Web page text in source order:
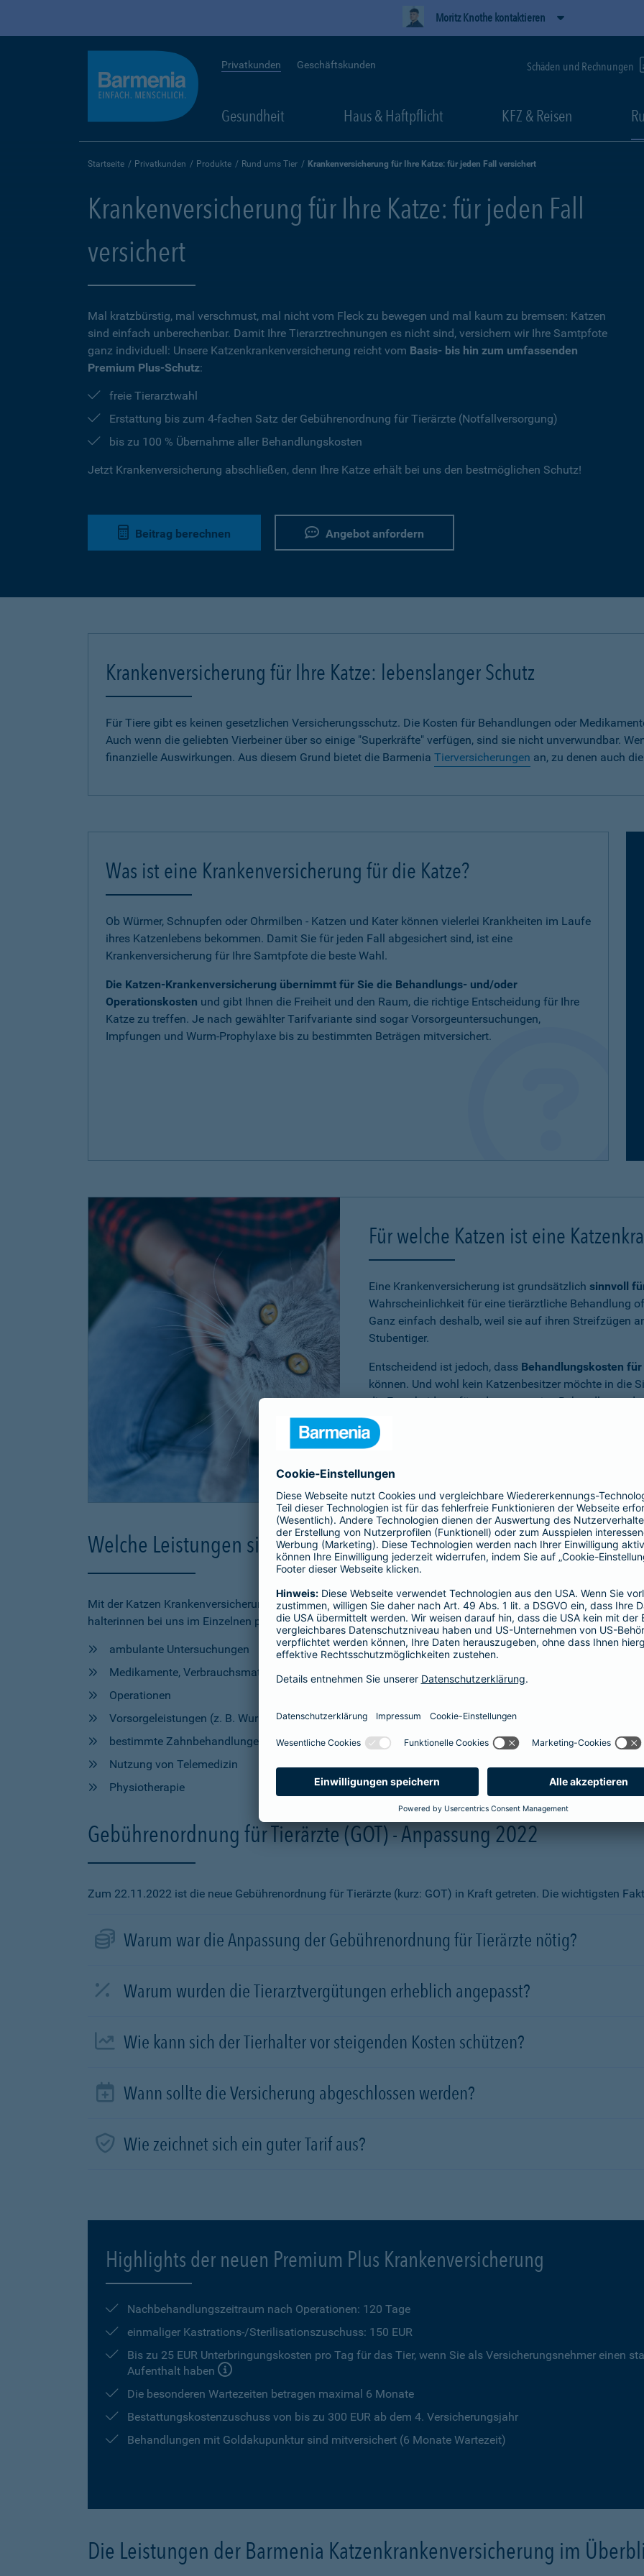
Moritz Knothe kontaktieren
Privatkunden Geschäftskunden Schäden und Rechnungen
Gesundheit Haus & Haftpflicht KFZ & Reisen
Startseite Privatkunden Produkte Rund ums Tier Krankenversicherung für Ihre Katze: für jeden Fall versichert
Krankenversicherung für Ihre Katze: für jeden Fall
versichert
Mal kratzbürstig, mal verschmust, mal nicht vom Fleck zu bewegen und mal kaum zu bremsen: Katzen
sind einfach unberechenbar. Damit Ihre Tierarztrechnungen es nicht sind, versichern wir Ihre Samtpfote
ganz individuell: Unsere Katzenkrankenversicherung reicht vom Basis- bis hin zum umfassenden
Premium Plus-Schutz:
freie Tierarztwahl
Erstattung bis zum 4-fachen Satz der Gebührenordnung für Tierärzte (Notfallversorgung)
bis zu 100 % Übernahme aller Behandlungskosten
Jetzt Krankenversicherung abschließen, denn Ihre Katze erhält bei uns den bestmöglichen Schutz!
Beitrag berechnen Angebot anfordern
Krankenversicherung für Ihre Katze: lebenslanger Schutz
Für Tiere gibt es keinen gesetzlichen Versicherungsschutz. Die Kosten für Behandlungen oder
Auch wenn die geliebten Vierbeiner über so einige "Superkräfte" verfügen, sind sie nicht unverwundbar.
finanzielle Auswirkungen. Aus diesem Grund bietet die Barmenia Tierversicherungen an, zu denen auch
Was ist eine Krankenversicherung für die Katze?
Ob Würmer, Schnupfen oder Ohrmilben - Katzen und Kater können vielerlei Krankheiten im Laufe
ihres Katzenlebens bekommen. Damit Sie für jeden Fall abgesichert sind, ist eine
Krankenversicherung für Ihre Samtpfote die beste Wahl.
Die Katzen-Krankenversicherung übernimmt für Sie die Behandlungs- und/oder
Operationskosten und gibt Ihnen die Freiheit und den Raum, die richtige Entscheidung für Ihre
Katze zu treffen. Je nach gewählter Tarifvariante sind sogar Vorsorgeuntersuchungen,
Impfungen und Wurm-Prophylaxe bis zu bestimmten Beträgen mitversichert.
Für welche Katzen ist eine
Eine Krankenversicherung ist grundsätzlich sinnvoll
Wahrscheinlichkeit für eine tierärztliche Behandlung
Ganz einfach deshalb, weil sie auf ihren Streifzügen
Stubentiger.
Entscheidend ist jedoch, dass Behandlungskosten
können. Und wohl kein Katzenbesitzer möchte in die
die Entscheidung für oder gegen eine Behandlung
müssen.
Benötigen Sie weitere Informationen zu dieser und
Welche Leistungen sind in der Krankenversicherung für die Katze
Mit der Katzen Krankenversicherung der Barmenia ist Ihr Vierbeinerim Krankheitsfall umfassend abgesichert
halterinnen bei uns im Einzelnen profitieren, haben wir Ihnen zum Vergleich hier aufgelistet. Sie erhalten
ambulante Untersuchungen
Medikamente, Verbrauchsmaterial und Hilfsmittel
Operationen
Vorsorgeleistungen (z. B. Wurmkur, Impfung)
bestimmte Zahnbehandlungen
Nutzung von Telemedizin
Physiotherapie
Gebührenordnung für Tierärzte (GOT) - Anpassung 2022
Zum 22.11.2022 ist die neue Gebührenordnung für Tierärzte (kurz: GOT) in Kraft getreten. Die wichtigsten
Warum war die Anpassung der Gebührenordnung für Tierärzte nötig?
Warum wurden die Tierarztvergütungen erheblich angepasst?
Wie kann sich der Tierhalter vor steigenden Kosten schützen?
Wann sollte die Versicherung abgeschlossen werden?
Wie zeichnet sich ein guter Tarif aus?
Highlights der neuen Premium Plus Krankenversicherung
Nachbehandlungszeitraum nach Operationen: 120 Tage
einmaliger Kastrations-/Sterilisationszuschuss: 150 EUR
Bis zu 25 EUR Unterbringungskosten pro Tag für das Tier, wenn Sie als Versicherungsnehmer einen
Aufenthalt haben
Die besonderen Wartezeiten betragen maximal 6 Monate
Bestattungskostenzuschuss von bis zu 300 EUR ab dem 4. Versicherungsjahr
Behandlungen mit Goldakupunktur sind mitversichert (6 Monate Wartezeit)
Die Leistungen der Barmenia Katzenkrankenversicherung im